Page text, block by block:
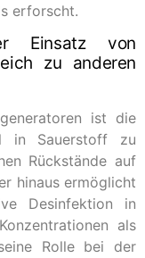
erforscht.
Einsatz von
zu anderen
ist die
in Sauerstoff zu
Rückstände auf
hinaus ermöglicht
Desinfektion in
als
Rolle bei der